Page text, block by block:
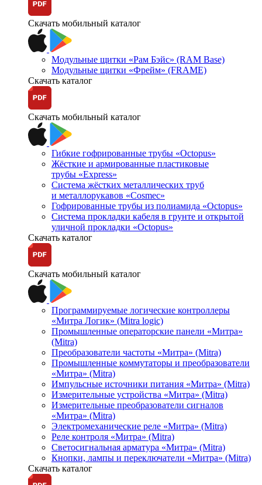
Скачать мобильный каталог
Модульные щитки «Рам Бэйс» (RAM Base)
Модульные щитки «Фрейм» (FRAME)
Скачать каталог
Скачать мобильный каталог
Гибкие гофрированные трубы «Octopus»
Жёсткие и армированные пластиковые
трубы «Express»
Система жёстких металлических труб
и металлорукавов «Cosmec»
Гофрированные трубы из полиамида «Octopus»
Система прокладки кабеля в грунте и открытой
уличной прокладки «Octopus»
Скачать каталог
Скачать мобильный каталог
Программируемые логические контроллеры
«Митра Логик» (Mitra logic)
Промышленные операторские панели «Митра»
(Mitra)
Преобразователи частоты «Митра» (Mitra)
Промышленные коммутаторы и преобразователи
«Митра» (Mitra)
Импульсные источники питания «Митра» (Mitra)
Измерительные устройства «Митра» (Mitra)
Измерительные преобразователи сигналов
«Митра» (Mitra)
Электромеханические реле «Митра» (Mitra)
Реле контроля «Митра» (Mitra)
Светосигнальная арматура «Митра» (Mitra)
Кнопки, лампы и переключатели «Митра» (Mitra)
Скачать каталог